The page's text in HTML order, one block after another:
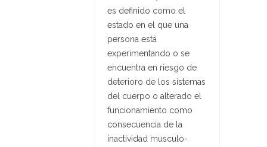
es definido como el
estado en el que una
persona está
experimentando o se
encuentra en riesgo de
deterioro de los sistemas
del cuerpo o alterado el
funcionamiento como
consecuencia de la
inactividad musculo-